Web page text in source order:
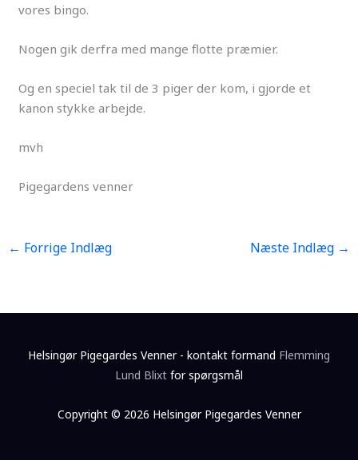
vores bingo.
Nogen gik derfra med mange flotte præmier.
Og en speciel tak til de 3 piger der kom, i gjorde et
kanon stykke arbejde.
mvh
Pigegardens venner
← Forrige Indlæg Næste Indlæg →
Helsingør Pigegardes Venner - kontakt formand Flemming
Lund Blixt for spørgsmål
Copyright © 2026 Helsingør Pigegardes Venner